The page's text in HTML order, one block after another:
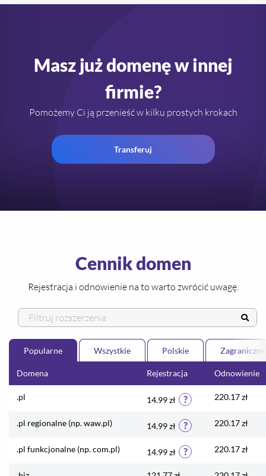
Masz już domenę w innej
firmie?
Pomożemy Ci ją przenieść w kilku prostych krokach
Transferuj
Cennik domen
Rejestracja i odnowienie na to warto zwrócić uwagę.
Popularne Wszystkie Polskie Zagraniczne
Domena Rejestracja Odnowienie
.pl 14.99 zł ? 220.17 zł
.pl regionalne (np. waw.pl) 14.99 zł ? 220.17 zł
.pl funkcjonalne (np. com.pl) 14.99 zł ? 220.17 zł